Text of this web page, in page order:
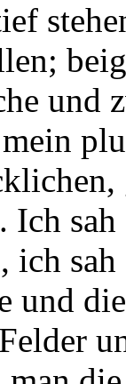
und
Ich
ich
und